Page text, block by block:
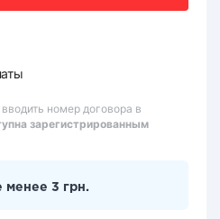
номер договора в
зарегистрированным
менее 3 грн.